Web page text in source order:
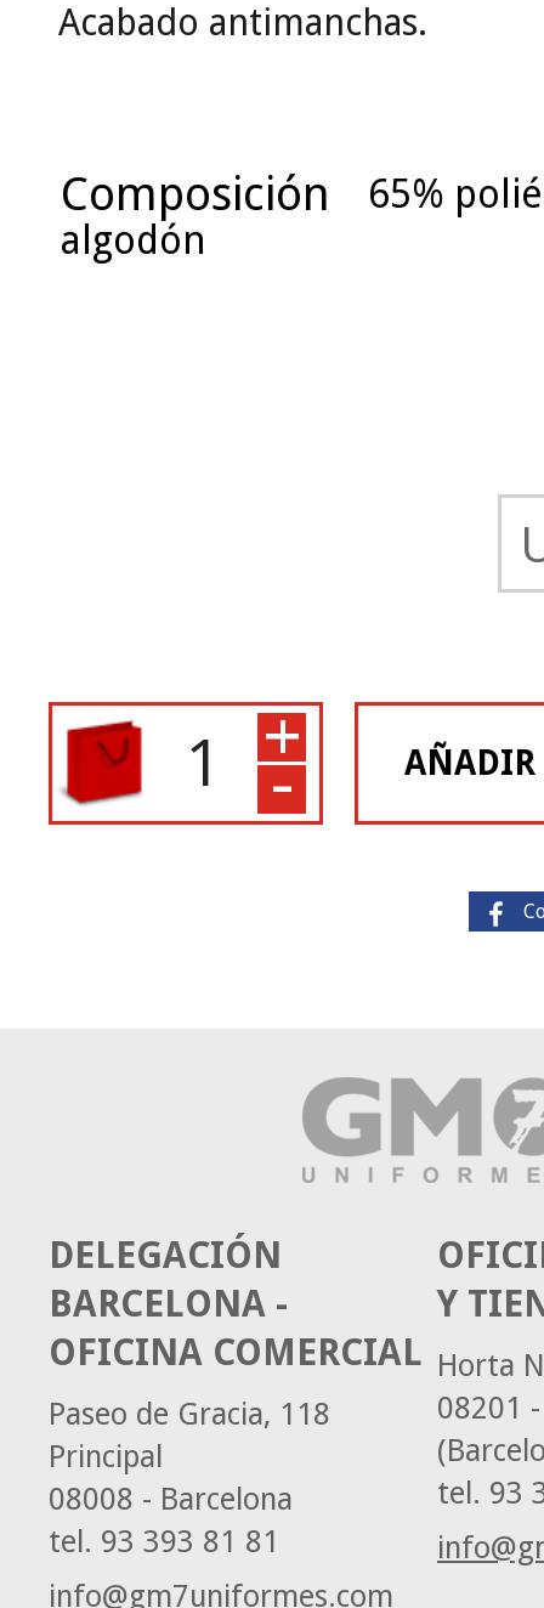
Acabado antimanchas.
Composición
65%
algodón
AÑADIR
+
-
Y
Horta
08201
tel. 93
DELEGACIÓN
BARCELONA -
OFICINA COMERCIAL
Paseo de Gracia, 118
Principal
08008 - Barcelona
tel. 93 393 81 81
info@gm7uniformes.com